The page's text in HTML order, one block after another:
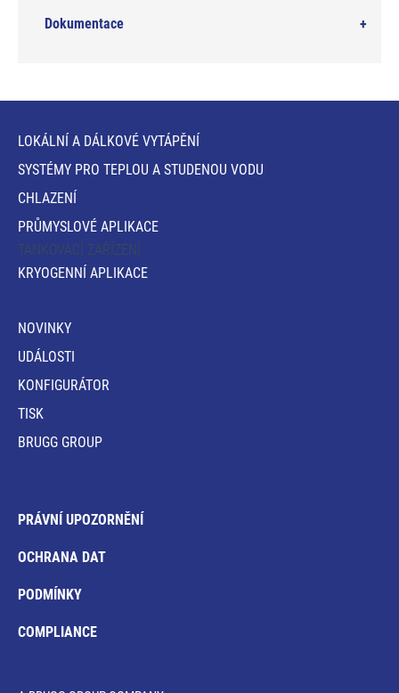
Dokumentace
LOKÁLNÍ A DÁLKOVÉ VYTÁPĚNÍ
SYSTÉMY PRO TEPLOU A STUDENOU VODU
CHLAZENÍ
PRŮMYSLOVÉ APLIKACE
TANKOVACÍ ZAŘÍZENÍ
KRYOGENNÍ APLIKACE
NOVINKY
UDÁLOSTI
KONFIGURÁTOR
TISK
BRUGG GROUP
PRÁVNÍ UPOZORNĚNÍ
OCHRANA DAT
PODMÍNKY
COMPLIANCE